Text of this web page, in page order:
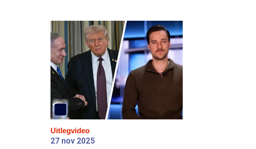
Uitlegvideo
27 nov 2025